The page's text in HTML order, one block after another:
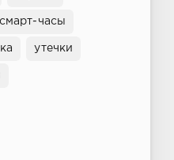
смарт-часы
утечки